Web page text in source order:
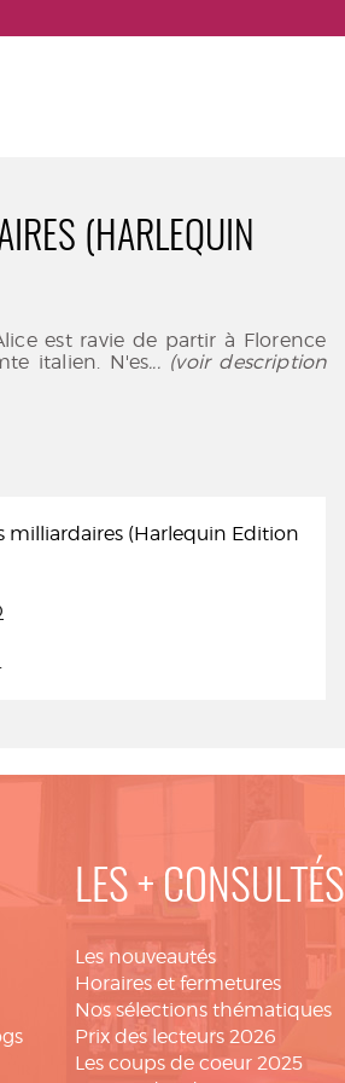
(HARLEQUIN
est ravie de partir à Florence
italien. N'es... (voir description
milliardaires (Harlequin Edition
LES + CONSULTÉS
Les nouveautés
Horaires et fermetures
Nos sélections thématiques
Prix des lecteurs 2026
Les coups de coeur 2025